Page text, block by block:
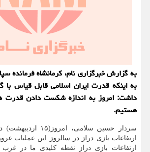
به گزارش خبرگزاری نام، کرمانشاه فرمانده
به اینکه قدرت ایران اسلامی قابل قیاس با
داشت: امروز به اندازه شکست دادن قدرت
هستیم.
سردار حسین سلامی،
ارتفاعات بازی دراز در سالروز این عملیات
ارتفاعات بازی دراز نقطه کلیدی ما در